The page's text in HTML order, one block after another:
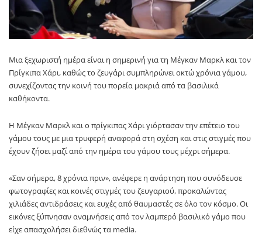
Μια ξεχωριστή ημέρα είναι η σημερινή για τη Μέγκαν Μαρκλ και τον
Πρίγκιπα Χάρι, καθώς το ζευγάρι συμπληρώνει οκτώ χρόνια γάμου,
συνεχίζοντας την κοινή του πορεία μακριά από τα βασιλικά
καθήκοντα.
Η Μέγκαν Μαρκλ και ο πρίγκιπας Χάρι γιόρτασαν την επέτειο του
γάμου τους με μια τρυφερή αναφορά στη σχέση και στις στιγμές που
έχουν ζήσει μαζί από την ημέρα του γάμου τους μέχρι σήμερα.
«Σαν σήμερα, 8 χρόνια πριν», ανέφερε η ανάρτηση που συνόδευσε
φωτογραφίες και κοινές στιγμές του ζευγαριού, προκαλώντας
χιλιάδες αντιδράσεις και ευχές από θαυμαστές σε όλο τον κόσμο. Οι
εικόνες ξύπνησαν αναμνήσεις από τον λαμπερό βασιλικό γάμο που
είχε απασχολήσει διεθνώς τα media.